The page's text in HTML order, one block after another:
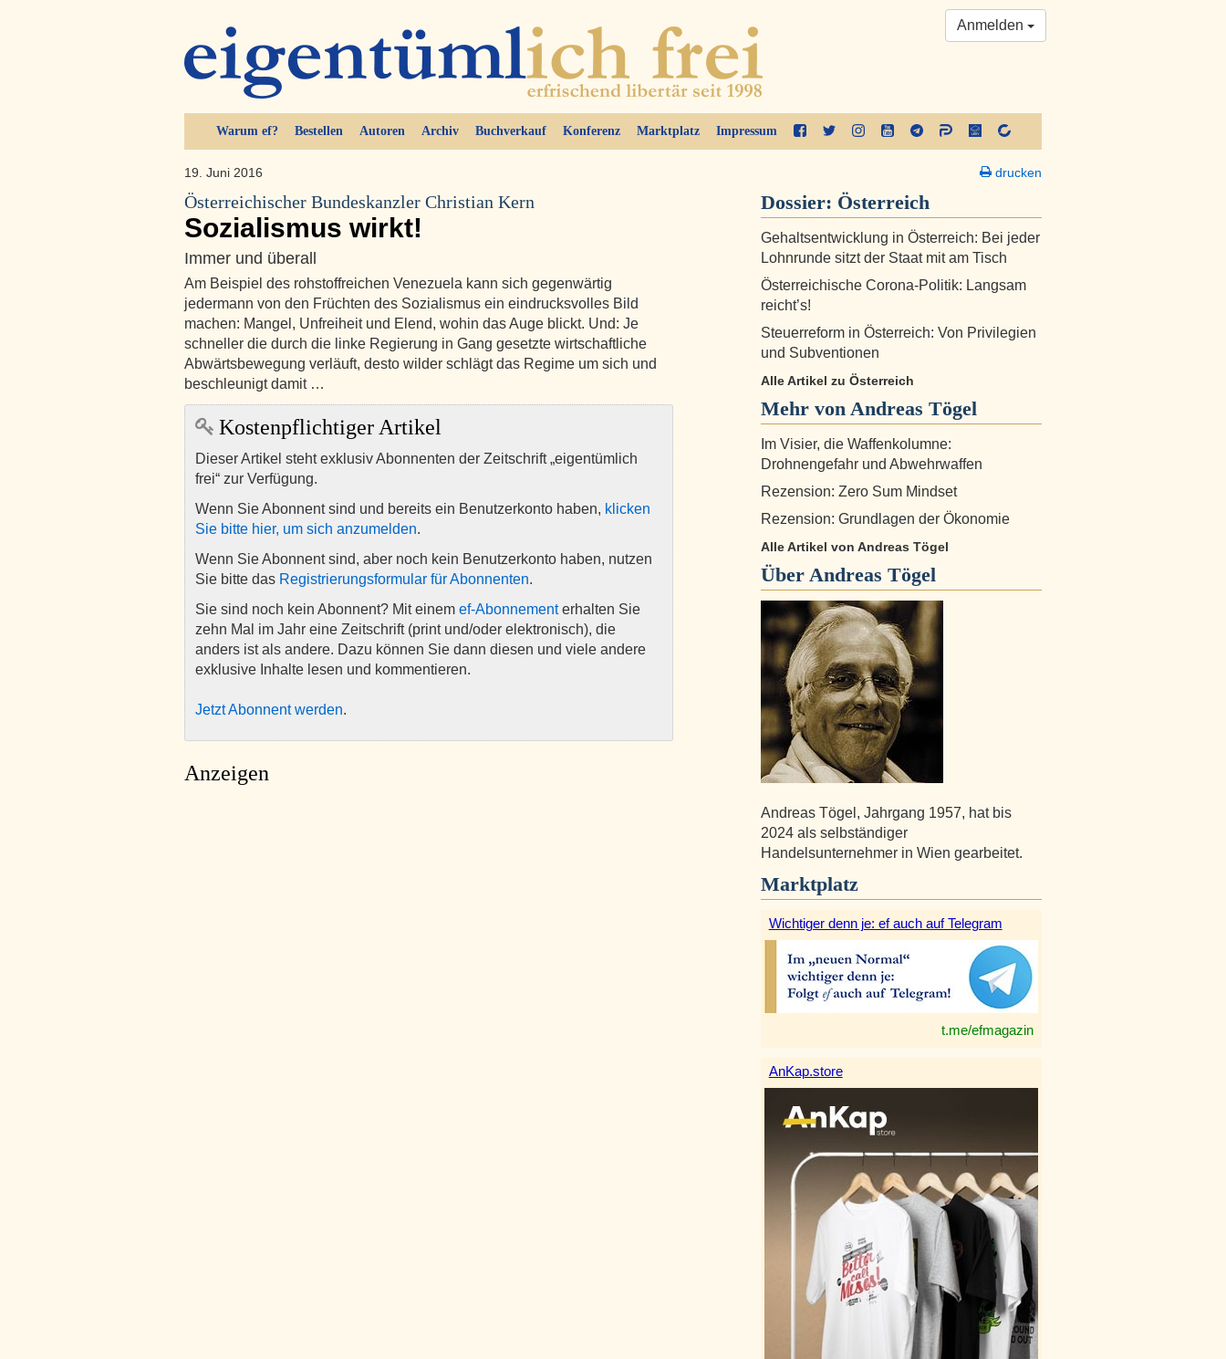
Warum ef? Bestellen Autoren Archiv Buchverkauf Konferenz Marktplatz Impressum
Anmelden
19. Juni 2016
Österreichischer Bundeskanzler Christian Kern
Sozialismus wirkt!
Immer und überall
Am Beispiel des rohstoffreichen Venezuela kann sich gegenwärtig
jedermann von den Früchten des Sozialismus ein eindrucksvolles Bild
machen: Mangel, Unfreiheit und Elend, wohin das Auge blickt. Und: Je
schneller die durch die linke Regierung in Gang gesetzte wirtschaftliche
Abwärtsbewegung verläuft, desto wilder schlägt das Regime um sich und
beschleunigt damit …
Kostenpflichtiger Artikel
Dieser Artikel steht exklusiv Abonnenten der Zeitschrift „eigentümlich
frei“ zur Verfügung.
Wenn Sie Abonnent sind und bereits ein Benutzerkonto haben, klicken
Sie bitte hier, um sich anzumelden.
Wenn Sie Abonnent sind, aber noch kein Benutzerkonto haben, nutzen
Sie bitte das Registrierungsformular für Abonnenten.
Sie sind noch kein Abonnent? Mit einem ef-Abonnementerhalten Sie
zehn Mal im Jahr eine Zeitschrift (print und/oder elektronisch), die
anders ist als andere. Dazu können Sie dann diesen und viele andere
exklusive Inhalte lesen und kommentieren.
Jetzt Abonnent werden.
Anzeigen
drucken
Dossier: Österreich
Gehaltsentwicklung in Österreich: Bei jeder
Lohnrunde sitzt der Staat mit am Tisch
Österreichische Corona-Politik: Langsam
reicht’s!
Steuerreform in Österreich: Von Privilegien
und Subventionen
Alle Artikel zu Österreich
Mehr von Andreas Tögel
Im Visier, die Waffenkolumne:
Drohnengefahr und Abwehrwaffen
Rezension: Zero Sum Mindset
Rezension: Grundlagen der Ökonomie
Alle Artikel von Andreas Tögel
Über Andreas Tögel
Andreas Tögel, Jahrgang 1957, hat bis
2024 als selbständiger
Handelsunternehmer in Wien gearbeitet.
Marktplatz
Wichtiger denn je: ef auch auf Telegram
t.me/efmagazin
AnKap.store